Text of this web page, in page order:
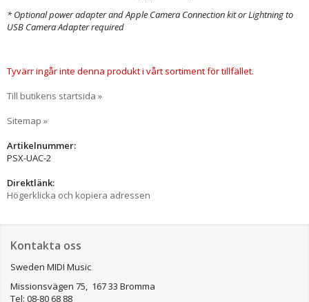
* Optional power adapter and Apple Camera Connection kit or Lightning to
USB Camera Adapter required
Tyvärr ingår inte denna produkt i vårt sortiment för tillfället.
Till butikens startsida »
Sitemap »
Artikelnummer:
PSX-UAC-2
Direktlänk:
Högerklicka och kopiera adressen
Kontakta oss
Sweden MIDI Music
Missionsvägen 75, 167 33 Bromma
Tel: 08-80 68 88